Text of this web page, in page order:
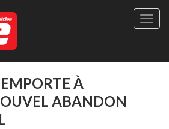
Site
À
ABANDON